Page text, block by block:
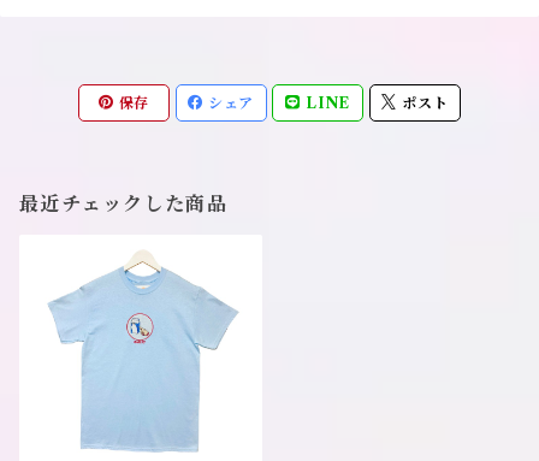
保存 シェア LINE ポスト
最近チェックした商品